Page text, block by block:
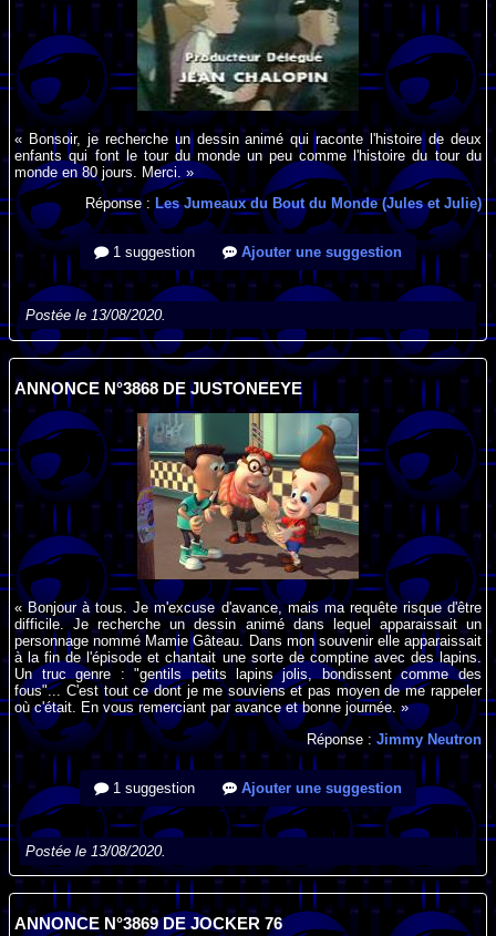
« Bonsoir, je recherche un dessin animé qui raconte l'histoire de deux
enfants qui font le tour du monde un peu comme l'histoire du tour du
monde en 80 jours. Merci. »
Réponse : Les Jumeaux du Bout du Monde (Jules et Julie)
1 suggestion Ajouter une suggestion
Postée le 13/08/2020.
ANNONCE N°3868 DE JUSTONEEYE
« Bonjour à tous. Je m'excuse d'avance, mais ma requête risque d'être
difficile. Je recherche un dessin animé dans lequel apparaissait un
personnage nommé Mamie Gâteau. Dans mon souvenir elle apparaissait
à la fin de l'épisode et chantait une sorte de comptine avec des lapins.
Un truc genre : "gentils petits lapins jolis, bondissent comme des
fous"... C'est tout ce dont je me souviens et pas moyen de me rappeler
où c'était. En vous remerciant par avance et bonne journée. »
Réponse : Jimmy Neutron
1 suggestion Ajouter une suggestion
Postée le 13/08/2020.
ANNONCE N°3869 DE JOCKER 76